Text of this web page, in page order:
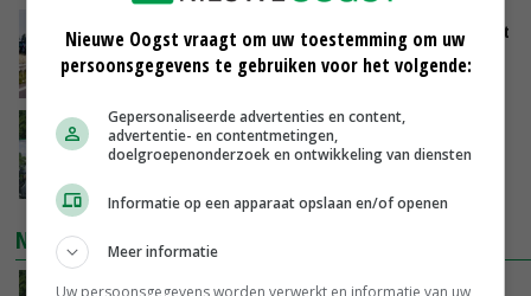
LTO en NAJK roepen leden op Brabants protest
te steunen
VANDAAG, 12:29
Oekraïne-vlogger Kees Huizinga: ‘Bezoek van
de ambassade mag zelf groente plukken’
NIEUWSTE VIDEO'S
Oekraïne-vlogger Kees Huizinga: ‘Bezoek van
Nieuwe Oogst vraagt om uw toestemming om uw
persoonsgegevens te gebruiken voor het volgende:
Gepersonaliseerde advertenties en content,
advertentie- en contentmetingen,
doelgroepenonderzoek en ontwikkeling van diensten
Informatie op een apparaat opslaan en/of openen
Meer informatie
Uw persoonsgegevens worden verwerkt en informatie van uw